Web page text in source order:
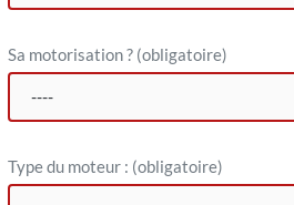
Sa motorisation ? (obligatoire)
Type du moteur : (obligatoire)